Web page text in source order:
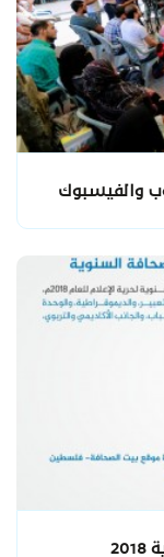
والفيسبوك